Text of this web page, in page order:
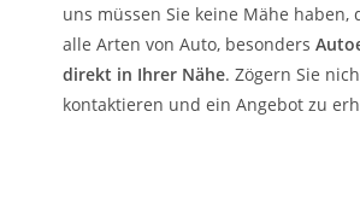
uns müssen Sie keine Mähe haben,
alle Arten von Auto, besonders
direkt in Ihrer Nähe. Zögern Sie
kontaktieren und ein Angebot zu